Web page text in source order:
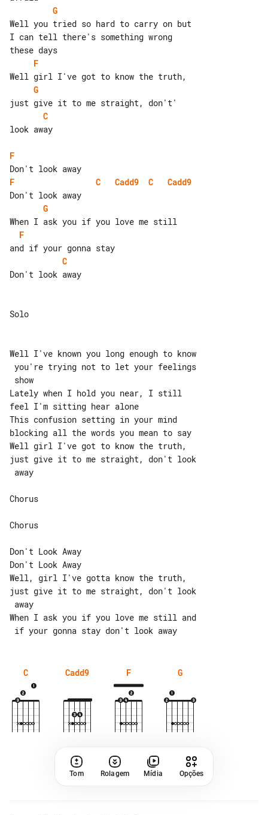
G
Well you tried so hard to carry on but
I can tell there's something wrong
F
G
C
look away
F
F
C Cadd9 C
Cadd9
G
F
C
Don't look away
Solo
Well I've known you long enough to know
Lately when I hold you near, I still
feel I'm sitting hear alone
This confusion setting in your mind
blocking all the words you mean to say
Well girl I've got to know the truth,
just give it to me straight, don't look
Chorus
Chorus
Don't Look Away
Don't Look Away
Well, girl I've gotta know the truth,
just give it to me straight, don't look
When I ask you if you love me still and
C Cadd9 F G
Tom Rolagem Mídia Opções